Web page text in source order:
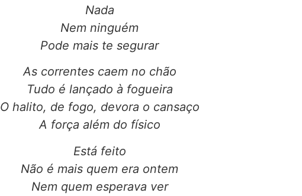
Nada
Nem ninguém
Pode mais te segurar
As correntes caem no chão
Tudo é lançado à fogueira
O halito, de fogo, devora o cansaço
A força além do físico
Está feito
Não é mais quem era ontem
Nem quem esperava ver